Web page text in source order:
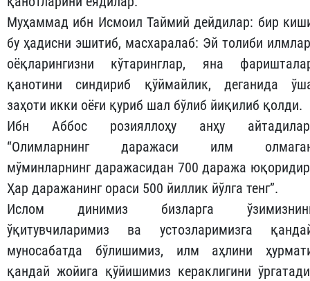
Муҳаммад ибн Исмоил Таймий дейдилар: бир
бу ҳадисни эшитиб, масхаралаб: Эй толиби
оёқларингизни кўтаринглар, яна
қанотини синдириб қўймайлик, деганида
заҳоти икки оёғи қуриб шал бўлиб йиқилиб қолди.
Ибн Аббос розияллоҳу анҳу
“Олимларнинг даражаси илм
мўминларнинг даражасидан 700 даража
Ҳар даражанинг ораси 500 йиллик йўлга тенг”.
Ислом динимиз бизларга
ўқитувчиларимиз ва устозларимизга
муносабатда бўлишимиз, илм аҳлини
қандай жойига қўйишимиз кераклигини